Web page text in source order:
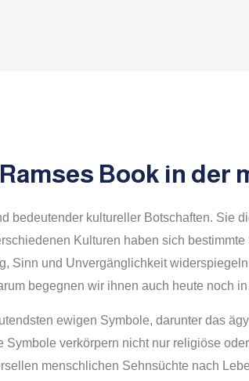
Book in der
bedeutender kultureller Botschaften. Sie
Kulturen haben sich
Sinn und Unvergänglichkeit
begegnen wir ihnen auch heute noch in
ewigen Symbole, darunter das
verkörpern nicht nur religiöse
menschlichen Sehnsüchte nach